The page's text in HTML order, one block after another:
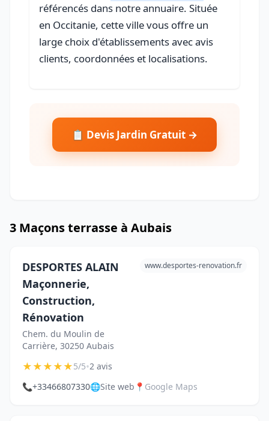
référencés dans notre annuaire. Située
en Occitanie, cette ville vous offre un
large choix d'établissements avec avis
clients, coordonnées et localisations.
📋 Devis Jardin Gratuit →
3 Maçons terrasse à Aubais
DESPORTES ALAIN
Maçonnerie,
Construction,
Rénovation
Chem. du Moulin de
Carrière, 30250 Aubais
www.desportes-renovation.fr
★★★★★5/5•2 avis
📞+33466807330🌐Site web 📍 Google Maps